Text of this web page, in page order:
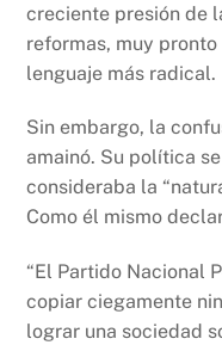
creciente presión de
reformas, muy
lenguaje más radical.
Sin embargo, la
amainó. Su política
consideraba la
Como él mismo
“El Partido Nacional
copiar ciegamente
lograr una sociedad